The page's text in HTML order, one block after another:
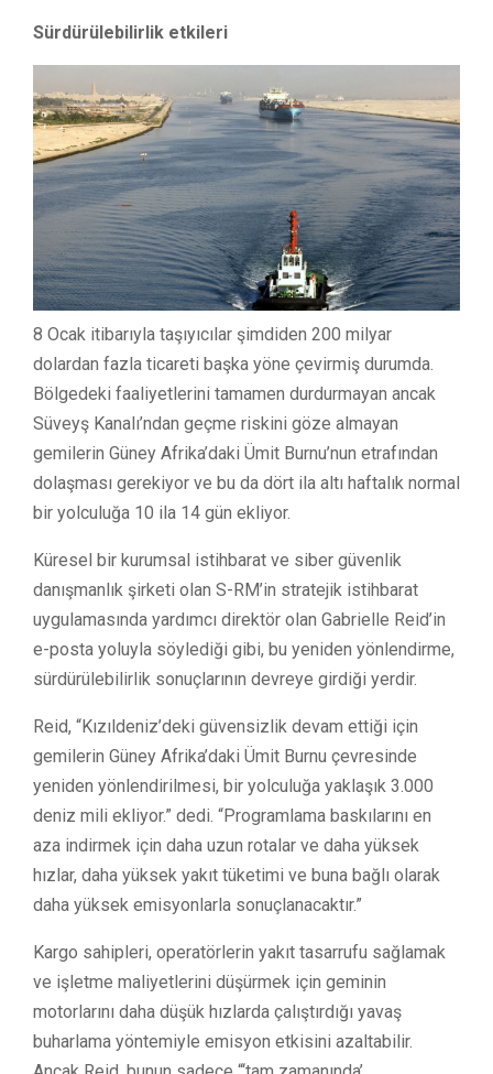
Sürdürülebilirlik etkileri
8 Ocak itibarıyla taşıyıcılar şimdiden 200 milyar
dolardan fazla ticareti başka yöne çevirmiş durumda.
Bölgedeki faaliyetlerini tamamen durdurmayan ancak
Süveyş Kanalı’ndan geçme riskini göze almayan
gemilerin Güney Afrika’daki Ümit Burnu’nun etrafından
dolaşması gerekiyor ve bu da dört ila altı haftalık normal
bir yolculuğa 10 ila 14 gün ekliyor.
Küresel bir kurumsal istihbarat ve siber güvenlik
danışmanlık şirketi olan S-RM’in stratejik istihbarat
uygulamasında yardımcı direktör olan Gabrielle Reid’in
e-posta yoluyla söylediği gibi, bu yeniden yönlendirme,
sürdürülebilirlik sonuçlarının devreye girdiği yerdir.
Reid, “Kızıldeniz’deki güvensizlik devam ettiği için
gemilerin Güney Afrika’daki Ümit Burnu çevresinde
yeniden yönlendirilmesi, bir yolculuğa yaklaşık 3.000
deniz mili ekliyor.” dedi. “Programlama baskılarını en
aza indirmek için daha uzun rotalar ve daha yüksek
hızlar, daha yüksek yakıt tüketimi ve buna bağlı olarak
daha yüksek emisyonlarla sonuçlanacaktır.”
Kargo sahipleri, operatörlerin yakıt tasarrufu sağlamak
ve işletme maliyetlerini düşürmek için geminin
motorlarını daha düşük hızlarda çalıştırdığı yavaş
buharlama yöntemiyle emisyon etkisini azaltabilir.